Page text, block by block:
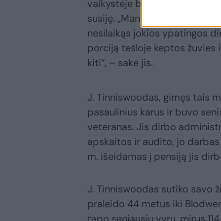
vaikystėje buvęs gana
susiję. „Mano galva, visiškai
nesilaikąs jokios ypatingos
porciją tešloje keptos žuvies
kiti“, – sakė jis.
J. Tinniswoodas, gimęs tais
pasaulinius karus ir buvo
veteranas. Jis dirbo
apskaitos ir audito, jo
m. išeidamas į pensiją jis
J. Tinniswoodas sutiko savo
praleido 44 metus iki
tapo seniausiu vyru, mirus